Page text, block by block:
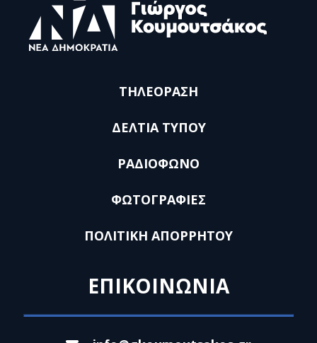
ΤΗΛΕΟΡΑΣΗ
ΔΕΛΤΙΑ ΤΥΠΟΥ
ΡΑΔΙΟΦΩΝΟ
ΦΩΤΟΓΡΑΦΙΕΣ
ΠΟΛΙΤΙΚΗ ΑΠΟΡΡΗΤΟΥ
ΕΠΙΚΟΙΝΩΝΙΑ